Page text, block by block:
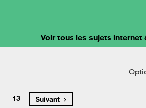
Voir tous les sujets internet
13 Suivant